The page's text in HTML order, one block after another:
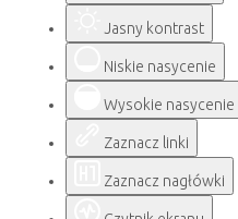
Jasny kontrast
Niskie nasycenie
Wysokie nasycenie
Zaznacz linki
Zaznacz nagłówki